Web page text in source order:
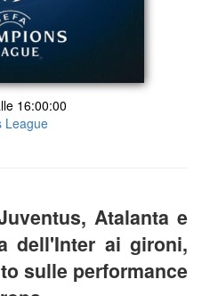
16:00:00
League
Atalanta e
dell'Inter ai gironi,
sulle performance